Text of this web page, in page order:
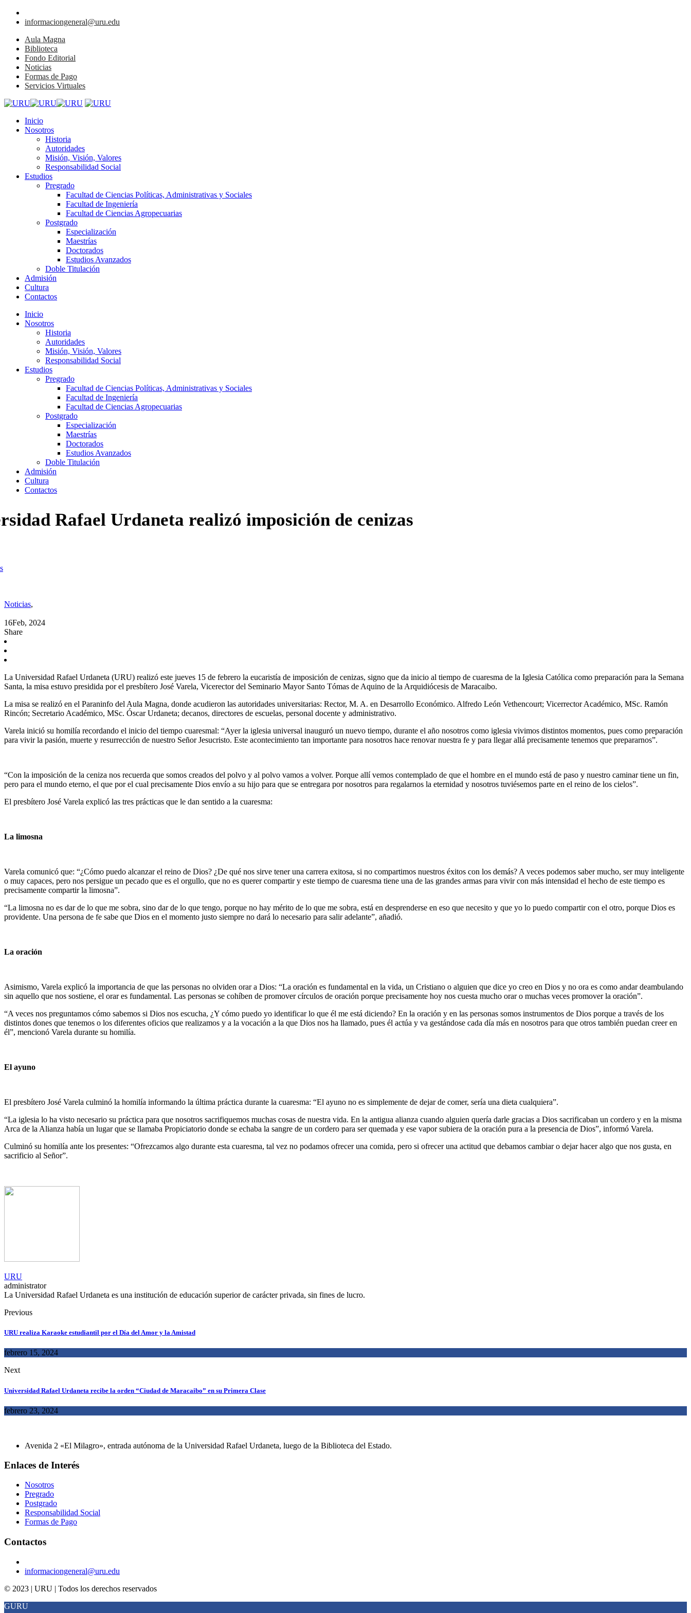
informaciongeneral@uru.edu
Aula Magna
Biblioteca
Fondo Editorial
Noticias
Formas de Pago
Servicios Virtuales
Inicio
Nosotros
Historia
Autoridades
Misión, Visión, Valores
Responsabilidad Social
Estudios
Pregrado
Facultad de Ciencias Políticas, Administrativas y Sociales
Facultad de Ingeniería
Facultad de Ciencias Agropecuarias
Postgrado
Especialización
Maestrías
Doctorados
Estudios Avanzados
Doble Titulación
Admisión
Cultura
Contactos
Inicio
Nosotros
Historia
Autoridades
Misión, Visión, Valores
Responsabilidad Social
Estudios
Pregrado
Facultad de Ciencias Políticas, Administrativas y Sociales
Facultad de Ingeniería
Facultad de Ciencias Agropecuarias
Postgrado
Especialización
Maestrías
Doctorados
Estudios Avanzados
Doble Titulación
Admisión
Cultura
Contactos
Rafael Urdaneta realizó imposición de cenizas
Noticias,
16Feb, 2024
Share
La Universidad Rafael Urdaneta (URU) realizó este jueves 15 de febrero la eucaristía de imposición de cenizas, signo que da inicio al tiempo de cuaresma de la Iglesia Católica como preparación para la Semana
Santa, la misa estuvo presidida por el presbítero José Varela, Vicerector del Seminario Mayor Santo Tómas de Aquino de la Arquidiócesis de Maracaibo.
La misa se realizó en el Paraninfo del Aula Magna, donde acudieron las autoridades universitarias: Rector, M. A. en Desarrollo Económico. Alfredo León Vethencourt; Vicerrector Académico, MSc. Ramón
Rincón; Secretario Académico, MSc. Óscar Urdaneta; decanos, directores de escuelas, personal docente y administrativo.
Varela inició su homilía recordando el inicio del tiempo cuaresmal: “Ayer la iglesia universal inauguró un nuevo tiempo, durante el año nosotros como iglesia vivimos distintos momentos, pues como preparación
para vivir la pasión, muerte y resurrección de nuestro Señor Jesucristo. Este acontecimiento tan importante para nosotros hace renovar nuestra fe y para llegar allá precisamente tenemos que prepararnos”.
“Con la imposición de la ceniza nos recuerda que somos creados del polvo y al polvo vamos a volver. Porque allí vemos contemplado de que el hombre en el mundo está de paso y nuestro caminar tiene un fin,
pero para el mundo eterno, el que por el cual precisamente Dios envío a su hijo para que se entregara por nosotros para regalarnos la eternidad y nosotros tuviésemos parte en el reino de los cielos”.
El presbítero José Varela explicó las tres prácticas que le dan sentido a la cuaresma:
La limosna
Varela comunicó que: “¿Cómo puedo alcanzar el reino de Dios? ¿De qué nos sirve tener una carrera exitosa, si no compartimos nuestros éxitos con los demás? A veces podemos saber mucho, ser muy inteligente
o muy capaces, pero nos persigue un pecado que es el orgullo, que no es querer compartir y este tiempo de cuaresma tiene una de las grandes armas para vivir con más intensidad el hecho de este tiempo es
precisamente compartir la limosna”.
“La limosna no es dar de lo que me sobra, sino dar de lo que tengo, porque no hay mérito de lo que me sobra, está en desprenderse en eso que necesito y que yo lo puedo compartir con el otro, porque Dios es
providente. Una persona de fe sabe que Dios en el momento justo siempre no dará lo necesario para salir adelante”, añadió.
La oración
Asimismo, Varela explicó la importancia de que las personas no olviden orar a Dios: “La oración es fundamental en la vida, un Cristiano o alguien que dice yo creo en Dios y no ora es como andar deambulando
sin aquello que nos sostiene, el orar es fundamental. Las personas se cohíben de promover círculos de oración porque precisamente hoy nos cuesta mucho orar o muchas veces promover la oración”.
“A veces nos preguntamos cómo sabemos si Dios nos escucha, ¿Y cómo puedo yo identificar lo que él me está diciendo? En la oración y en las personas somos instrumentos de Dios porque a través de los
distintos dones que tenemos o los diferentes oficios que realizamos y a la vocación a la que Dios nos ha llamado, pues él actúa y va gestándose cada día más en nosotros para que otros también puedan creer en
él”, mencionó Varela durante su homilía.
El ayuno
El presbítero José Varela culminó la homilía informando la última práctica durante la cuaresma: “El ayuno no es simplemente de dejar de comer, sería una dieta cualquiera”.
“La iglesia lo ha visto necesario su práctica para que nosotros sacrifiquemos muchas cosas de nuestra vida. En la antigua alianza cuando alguien quería darle gracias a Dios sacrificaban un cordero y en la misma
Arca de la Alianza había un lugar que se llamaba Propiciatorio donde se echaba la sangre de un cordero para ser quemada y ese vapor subiera de la oración pura a la presencia de Dios”, informó Varela.
Culminó su homilía ante los presentes: “Ofrezcamos algo durante esta cuaresma, tal vez no podamos ofrecer una comida, pero si ofrecer una actitud que debamos cambiar o dejar hacer algo que nos gusta, en
sacrificio al Señor”.
URU
administrator
La Universidad Rafael Urdaneta es una institución de educación superior de carácter privada, sin fines de lucro.
Previous
URU realiza Karaoke estudiantil por el Día del Amor y la Amistad
febrero 15, 2024
Next
Universidad Rafael Urdaneta recibe la orden “Ciudad de Maracaibo” en su Primera Clase
febrero 23, 2024
Avenida 2 «El Milagro», entrada autónoma de la Universidad Rafael Urdaneta, luego de la Biblioteca del Estado.
Enlaces de Interés
Nosotros
Pregrado
Postgrado
Responsabilidad Social
Formas de Pago
Contactos
informaciongeneral@uru.edu
© 2023 | URU | Todos los derechos reservados
GURU